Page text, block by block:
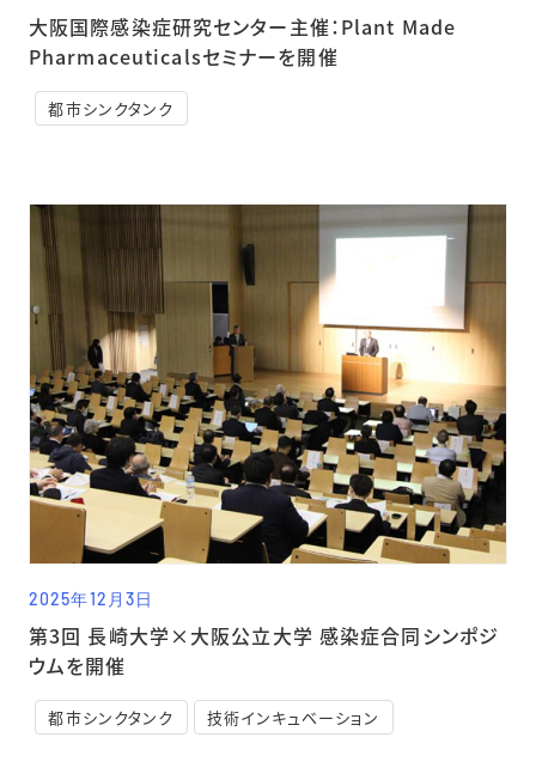
都市シンクタンク
大阪国際感染症研究センター主催：Plant Made
Pharmaceuticalsセミナーを開催
2025年12月3日
都市シンクタンク 技術インキュベーション
第3回 長崎大学×大阪公立大学 感染症合同シンポジ
ウムを開催